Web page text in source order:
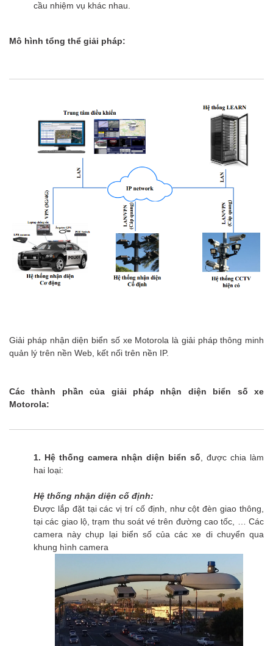
cầu nhiệm vụ khác nhau.
Mô hình tổng thể giải pháp:
Giải pháp nhận diện biển số xe Motorola là giải pháp thông minh
quản lý trên nền Web, kết nối trên nền IP.
Các thành phần của giải pháp nhận diện biển số xe
Motorola:
1. Hệ thống camera nhận diện biển số , được chia làm
hai loại:
Hệ thống nhận diện cố định:
Được lắp đặt tại các vị trí cố định, như cột đèn giao thông,
tại các giao lộ, trạm thu soát vé trên đường cao tốc, … Các
camera này chụp lại biển số của các xe di chuyển qua
khung hình camera